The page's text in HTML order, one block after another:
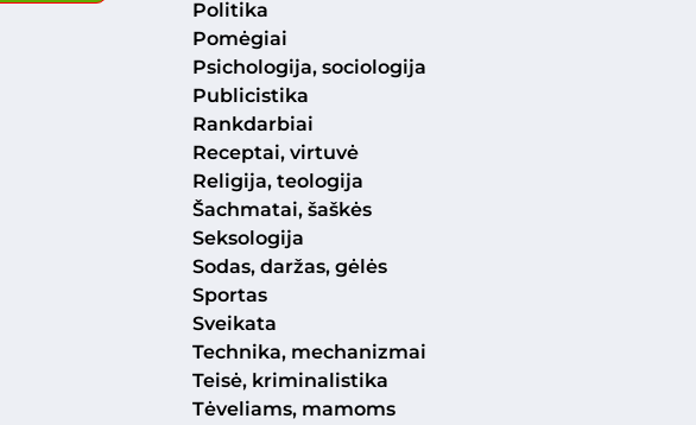
Politika
Pomėgiai
Psichologija, sociologija
Publicistika
Rankdarbiai
Receptai, virtuvė
Religija, teologija
Šachmatai, šaškės
Seksologija
Sodas, daržas, gėlės
Sportas
Sveikata
Technika, mechanizmai
Teisė, kriminalistika
Tėveliams, mamoms